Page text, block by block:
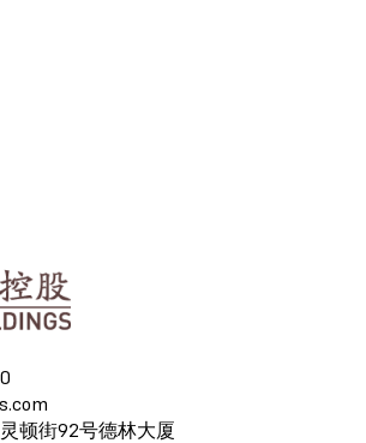
顿街92号德林大厦